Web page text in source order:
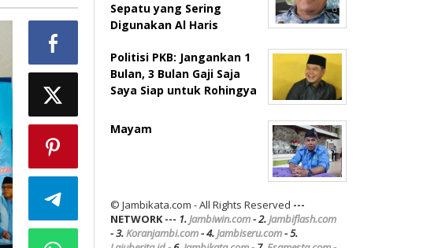
Sepatu yang Sering
Digunakan Al Haris
Politisi PKB: Jangankan 1
Bulan, 3 Bulan Gaji Saja
Saya Siap untuk Rohingya
Mayam
© Jambikata.com - All Rights Reserved ---
NETWORK --- 1.Jambiwin.com- 2.Jambiflash.com
- 3.Koranjambi.com- 4.Jambiseru.com- 5.